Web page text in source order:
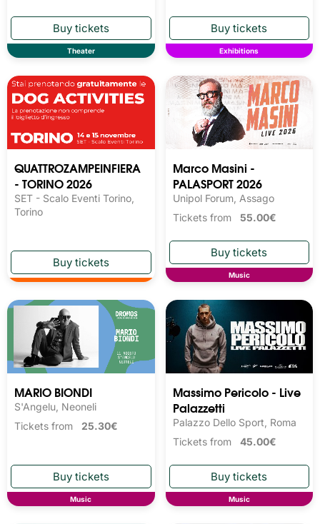
Theater Exhibitions
QUATTROZAMPEINFIERA
- TORINO 2026
SET - Scalo Eventi Torino,
Torino
Marco Masini -
PALASPORT 2026
Unipol Forum, Assago
Tickets from 55.00€
Music
MARIO BIONDI
S'Angelu, Neoneli
Tickets from 25.30€
Music
Massimo Pericolo - Live
Palazzetti
Palazzo Dello Sport, Roma
Tickets from 45.00€
Music